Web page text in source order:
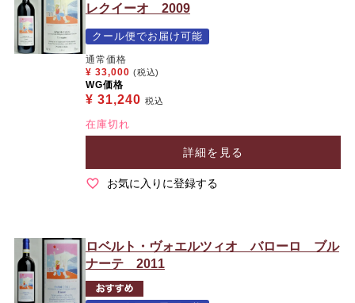
レクイーオ 2009
クール便でお届け可能
通常価格
¥ 33,000 (税込)
WG価格
¥ 31,240 税込
在庫切れ
詳細を見る
お気に入りに登録する
ロベルト・ヴォエルツィオ バローロ ブル
ナーテ 2011